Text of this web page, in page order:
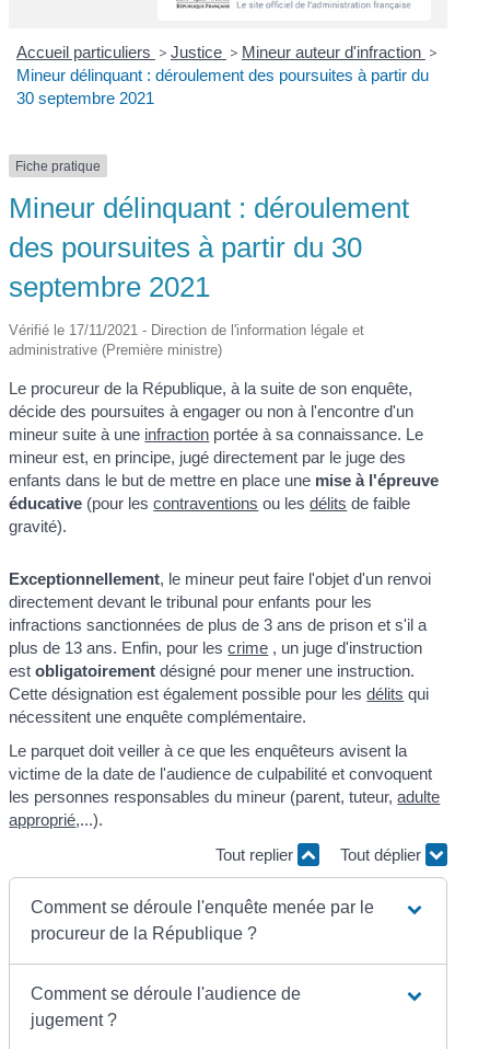
Accueil particuliers > Justice > Mineur auteur d'infraction >
Mineur délinquant : déroulement des poursuites à partir du
30 septembre 2021
Fiche pratique
Mineur délinquant : déroulement
des poursuites à partir du 30
septembre 2021
Vérifié le 17/11/2021 - Direction de l'information légale et
administrative (Première ministre)
Le procureur de la République, à la suite de son enquête,
décide des poursuites à engager ou non à l'encontre d'un
mineur suite à une infraction portée à sa connaissance. Le
mineur est, en principe, jugé directement par le juge des
enfants dans le but de mettre en place une mise à l'épreuve
éducative (pour lescontraventions ou lesdélits de faible
gravité).
Exceptionnellement, le mineur peut faire l'objet d'un renvoi
directement devant le tribunal pour enfants pour les
infractions sanctionnées de plus de 3 ans de prison et s'il a
plus de 13 ans. Enfin, pour lescrime , un juge d'instruction
estobligatoirement désigné pour mener une instruction.
Cette désignation est également possible pour lesdélits qui
nécessitent une enquête complémentaire.
Le parquet doit veiller à ce que les enquêteurs avisent la
victime de la date de l'audience de culpabilité et convoquent
les personnes responsables du mineur (parent, tuteur,adulte
approprié,...).
Tout replier
Tout déplier
Comment se déroule l'enquête menée par le
procureur de la République ?
Comment se déroule l'audience de
jugement ?